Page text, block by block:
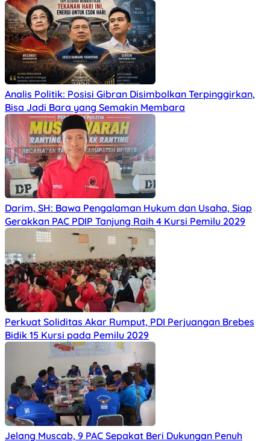
Analis Politik: Posisi Gibran Disimbolkan Terpinggirkan,
Bisa Jadi Bara yang Semakin Membara
Darim, SH: Bawa Pengalaman Hukum dan Usaha, Siap
Gerakkan PAC PDIP Tanjung Raih 4 Kursi Pemilu 2029
Perkuat Soliditas Akar Rumput, PDI Perjuangan Brebes
Bidik 15 Kursi pada Pemilu 2029
Jelang Muscab, 9 PAC Sepakat Beri Dukungan Penuh